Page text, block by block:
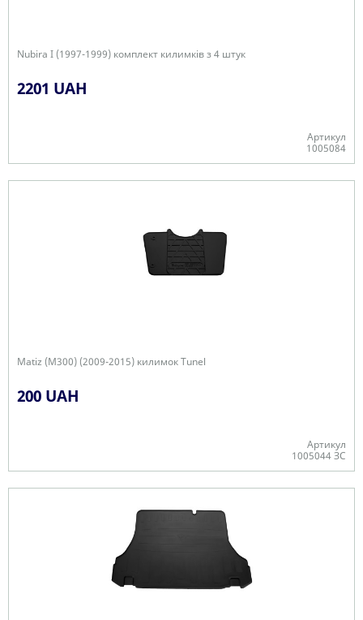
Nubira I (1997-1999) комплект килимків з 4 штук
2201 UAH
Артикул
1005084
Matiz (M300) (2009-2015) килимок Tunel
200 UAH
Артикул
1005044 ЗС